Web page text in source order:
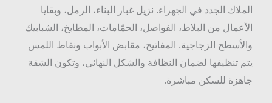
الملاك الجدد في الجهراء. نزيل غبار البناء، الرمل، وبقايا
الأعمال من البلاط، الفواصل، الحمّامات، المطابخ، الشبابيك
والأسطح الزجاجية. المفاتيح، مقابض الأبواب ونقاط اللمس
يتم تنظيفها لضمان النظافة والشكل النهائي، وتكون الشقة
جاهزة للسكن مباشرة.